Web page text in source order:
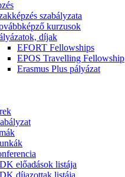
szabályzata
kurzusok
díjak
EFORT Fellowships
EPOS Travelling Fellowship
Erasmus Plus pályázat
előadások listája
díjazottak listája